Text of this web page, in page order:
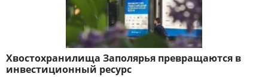
Хвостохранилища Заполярья превращаются в
инвестиционный ресурс